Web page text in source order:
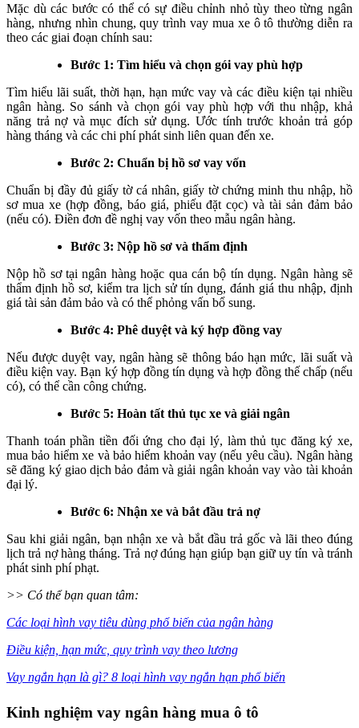
Mặc dù các bước có thể có sự điều chỉnh nhỏ tùy theo từng ngân
hàng, nhưng nhìn chung, quy trình vay mua xe ô tô thường diễn ra
theo các giai đoạn chính sau:
Bước 1: Tìm hiểu và chọn gói vay phù hợp
Tìm hiểu lãi suất, thời hạn, hạn mức vay và các điều kiện tại nhiều
ngân hàng. So sánh và chọn gói vay phù hợp với thu nhập, khả
năng trả nợ và mục đích sử dụng. Ước tính trước khoản trả góp
hàng tháng và các chi phí phát sinh liên quan đến xe.
Bước 2: Chuẩn bị hồ sơ vay vốn
Chuẩn bị đầy đủ giấy tờ cá nhân, giấy tờ chứng minh thu nhập, hồ
sơ mua xe (hợp đồng, báo giá, phiếu đặt cọc) và tài sản đảm bảo
(nếu có). Điền đơn đề nghị vay vốn theo mẫu ngân hàng.
Bước 3: Nộp hồ sơ và thẩm định
Nộp hồ sơ tại ngân hàng hoặc qua cán bộ tín dụng. Ngân hàng sẽ
thẩm định hồ sơ, kiểm tra lịch sử tín dụng, đánh giá thu nhập, định
giá tài sản đảm bảo và có thể phỏng vấn bổ sung.
Bước 4: Phê duyệt và ký hợp đồng vay
Nếu được duyệt vay, ngân hàng sẽ thông báo hạn mức, lãi suất và
điều kiện vay. Bạn ký hợp đồng tín dụng và hợp đồng thế chấp (nếu
có), có thể cần công chứng.
Bước 5: Hoàn tất thủ tục xe và giải ngân
Thanh toán phần tiền đối ứng cho đại lý, làm thủ tục đăng ký xe,
mua bảo hiểm xe và bảo hiểm khoản vay (nếu yêu cầu). Ngân hàng
sẽ đăng ký giao dịch bảo đảm và giải ngân khoản vay vào tài khoản
đại lý.
Bước 6: Nhận xe và bắt đầu trả nợ
Sau khi giải ngân, bạn nhận xe và bắt đầu trả gốc và lãi theo đúng
lịch trả nợ hàng tháng. Trả nợ đúng hạn giúp bạn giữ uy tín và tránh
phát sinh phí phạt.
>> Có thể bạn quan tâm:
Các loại hình vay tiêu dùng phổ biến của ngân hàng
Điều kiện, hạn mức, quy trình vay theo lương
Vay ngắn hạn là gì? 8 loại hình vay ngắn hạn phổ biến
Kinh nghiệm vay ngân hàng mua ô tô